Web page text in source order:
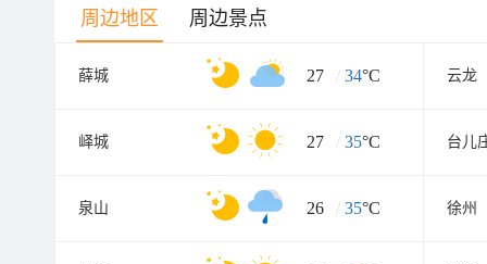
周边地区 周边景点
薛城 27 / 34°C 云龙
峄城 27 / 35°C 台儿
泉山 26 / 35°C 徐州